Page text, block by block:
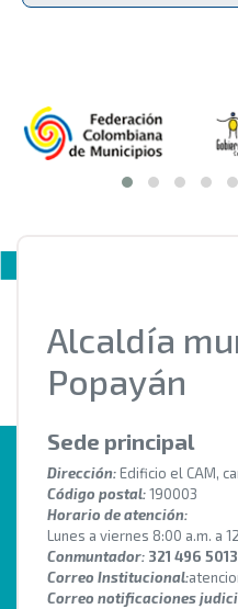
Alcaldía
Popayán
Sede principal
Dirección: Edificio el CAM,
Código postal:190003
Horario de atención:
Lunes a viernes 8:00 a.m. a
Conmuntador: 321 496 5013
Correo Institucional:
Correo notificaciones